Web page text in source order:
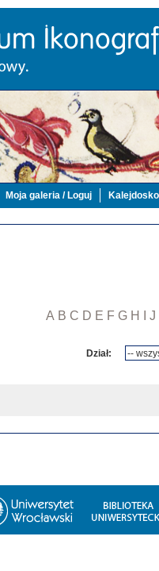
Moja galeria / Loguj
A B C D E F G H J
Dział: